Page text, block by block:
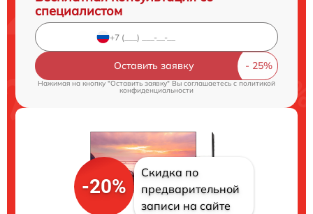
специалистом
Оставить заявку
Нажимая на кнопку "Оставить заявку" Вы соглашаетесь cполитикой
конфиденциальности
-20%
Скидка по
предварительной
записи на сайте